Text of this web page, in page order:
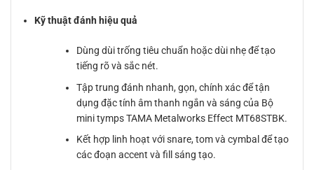
Kỹ thuật đánh hiệu quả
Dùng dùi trống tiêu chuẩn hoặc dùi nhẹ để tạo
tiếng rõ và sắc nét.
Tập trung đánh nhanh, gọn, chính xác để tận
dụng đặc tính âm thanh ngắn và sáng của Bộ
mini tymps TAMA Metalworks Effect MT68STBK.
Kết hợp linh hoạt với snare, tom và cymbal để tạo
các đoạn accent và fill sáng tạo.